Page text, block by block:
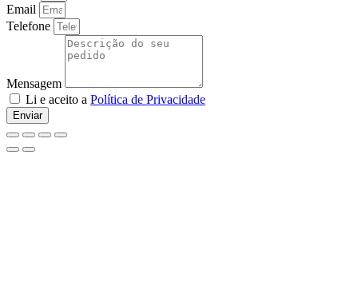
Email
Telefone
Mensagem
Li e aceito a Política de Privacidade
Enviar